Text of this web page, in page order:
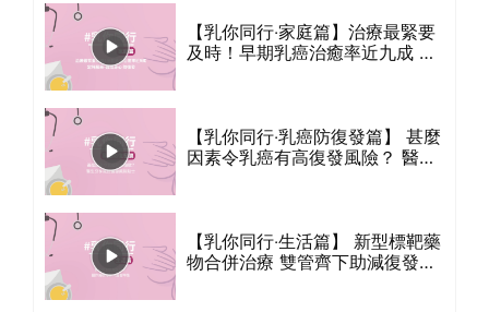
【乳你同行‧家庭篇】治療最緊要
及時！早期乳癌治癒率近九成 定
【乳你同行‧乳癌防復發篇】 甚麼
因素令乳癌有高復發風險？ 醫生
【乳你同行‧生活篇】 新型標靶藥
物合併治療 雙管齊下助減復發率